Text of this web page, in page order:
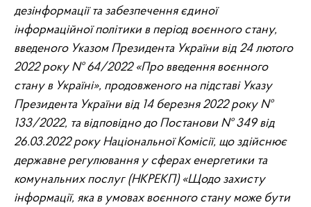
дезінформації та забезпечення єдиної
інформаційної політики в період воєнного стану,
введеного Указом Президента України від 24 лютого
2022 року № 64/2022 «Про введення воєнного
стану в Україні», продовженого на підставі Указу
Президента України від 14 березня 2022 року №
133/2022, та відповідно до Постанови № 349 від
26.03.2022 року Національної Комісії, що здійснює
державне регулювання у сферах енергетики та
комунальних послуг (НКРЕКП) «Щодо захисту
інформації, яка в умовах воєнного стану може бути